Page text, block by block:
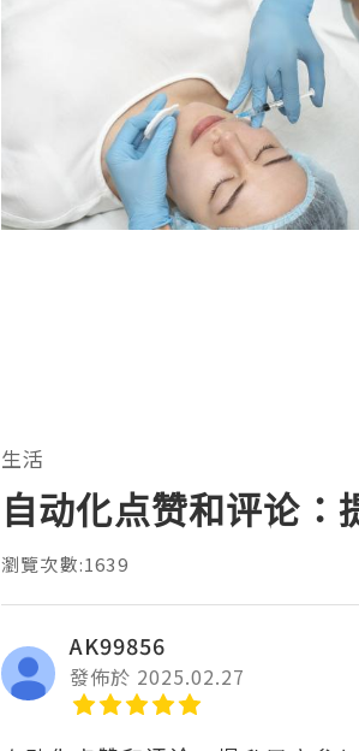
生活
自动化点赞和评论：
瀏覽次數:1639
AK99856
發佈於 2025.02.27